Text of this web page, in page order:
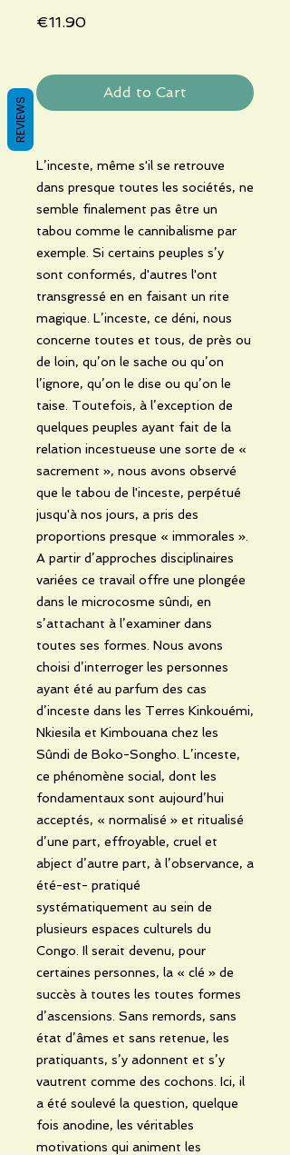
€11.90Price
Add to Cart
L’inceste, même s'il se retrouve
dans presque toutes les sociétés, ne
semble finalement pas être un
tabou comme le cannibalisme par
exemple. Si certains peuples s’y
sont conformés, d'autres l'ont
transgressé en en faisant un rite
magique. L’inceste, ce déni, nous
concerne toutes et tous, de près ou
de loin, qu’on le sache ou qu’on
l’ignore, qu’on le dise ou qu’on le
taise. Toutefois, à l’exception de
quelques peuples ayant fait de la
relation incestueuse une sorte de «
sacrement », nous avons observé
que le tabou de l'inceste, perpétué
jusqu'à nos jours, a pris des
proportions presque « immorales ».
A partir d’approches disciplinaires
variées ce travail offre une plongée
dans le microcosme sûndi, en
s’attachant à l’examiner dans
toutes ses formes. Nous avons
choisi d’interroger les personnes
ayant été au parfum des cas
d’inceste dans les Terres Kinkouémi,
Nkiesila et Kimbouana chez les
Sûndi de Boko-Songho. L’inceste,
ce phénomène social, dont les
fondamentaux sont aujourd’hui
acceptés, « normalisé » et ritualisé
d’une part, effroyable, cruel et
abject d’autre part, à l’observance, a
été-est- pratiqué
systématiquement au sein de
plusieurs espaces culturels du
Congo. Il serait devenu, pour
certaines personnes, la « clé » de
succès à toutes les toutes formes
d’ascensions. Sans remords, sans
état d’âmes et sans retenue, les
pratiquants, s’y adonnent et s’y
vautrent comme des cochons. Ici, il
a été soulevé la question, quelque
fois anodine, les véritables
motivations qui animent les
REVIEWS